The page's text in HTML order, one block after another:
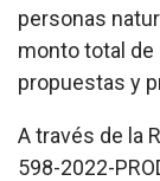
personas
monto total de
propuestas y
A través de la
598-2022-